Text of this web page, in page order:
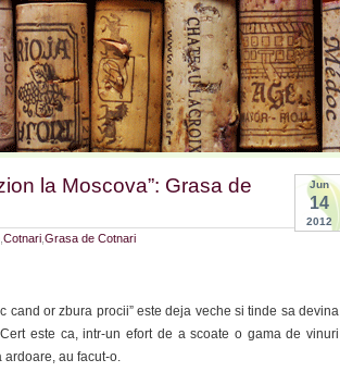
Jun
14
2012
la Moscova”: Grasa de
Cotnari Grasa de Cotnari
or zbura procii” este deja veche si tinde sa devina
este ca, intr-un efort de a scoate o gama de vinuri
ardoare, au facut-o.